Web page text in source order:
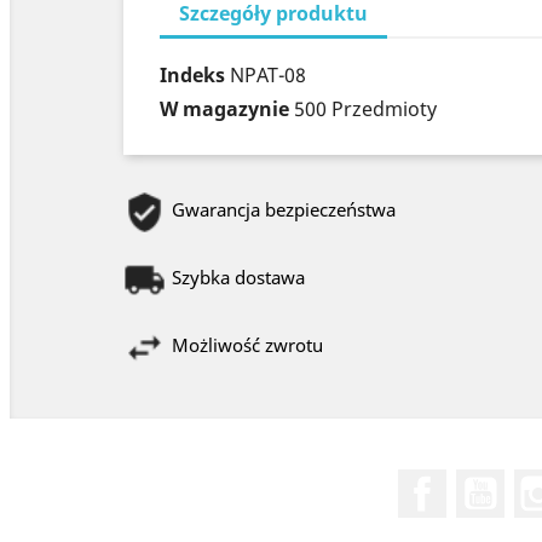
Szczegóły produktu
Indeks NPAT-08
W magazynie 500 Przedmioty
Gwarancja bezpieczeństwa
Szybka dostawa
Możliwość zwrotu